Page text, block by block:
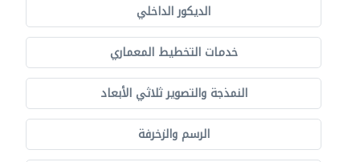
الديكور الداخلي
خدمات التخطيط المعماري
النمذجة والتصوير ثلاثي الأبعاد
الرسم والزخرفة